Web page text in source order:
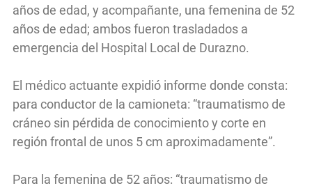
años de edad, y acompañante, una femenina de 52
años de edad; ambos fueron trasladados a
emergencia del Hospital Local de Durazno.
El médico actuante expidió informe donde consta:
para conductor de la camioneta: “traumatismo de
cráneo sin pérdida de conocimiento y corte en
región frontal de unos 5 cm aproximadamente”.
Para la femenina de 52 años: “traumatismo de